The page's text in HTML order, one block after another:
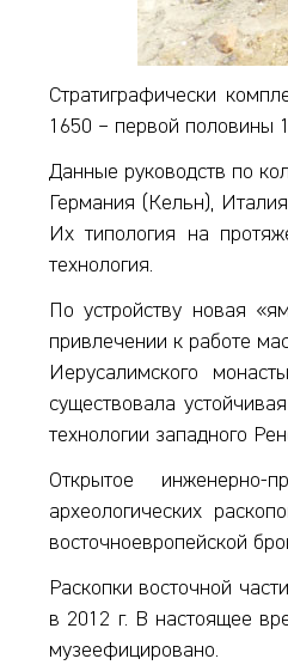
Стратиграфически
1650 – первой половины
Данные руководств по
Германия (Кельн),
Их типология на
технология.
По устройству новая
привлечении к работе
Иерусалимского
существовала
технологии западного
Открытое инженерно-
археологических
восточноевропейской
Раскопки восточной
в 2012 г. В настоящее
музеефицировано.